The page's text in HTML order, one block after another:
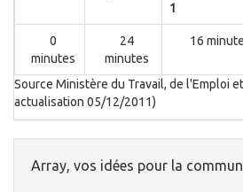
1
0
minutes
24
minutes
16
Source Ministère du Travail, de l'Emploi
actualisation 05/12/2011)
Array, vos idées pour la